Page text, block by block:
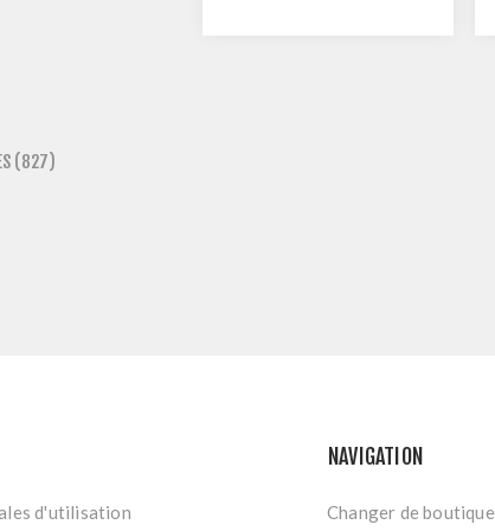
(827)
d'utilisation
NAVIGATION
Changer de boutique